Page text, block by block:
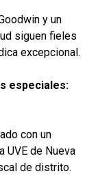
y un
siguen fieles
excepcional.
especiales:
con un
UVE de Nueva
de distrito.